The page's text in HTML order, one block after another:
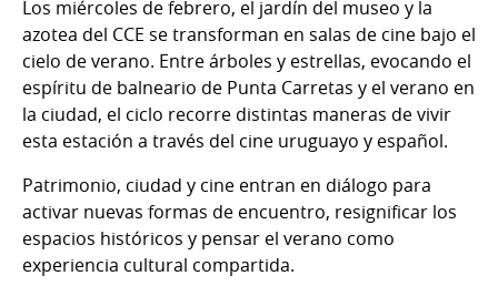
Feb
del
2026
Los miércoles de febrero, el jardín del museo y la
azotea del CCE se transforman en salas de cine bajo el
cielo de verano. Entre árboles y estrellas, evocando el
espíritu de balneario de Punta Carretas y el verano en
la ciudad, el ciclo recorre distintas maneras de vivir
esta estación a través del cine uruguayo y español.
Patrimonio, ciudad y cine entran en diálogo para
activar nuevas formas de encuentro, resignificar los
espacios históricos y pensar el verano como
experiencia cultural compartida.